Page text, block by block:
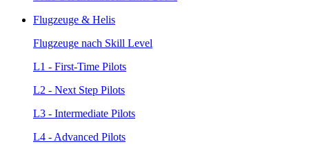
Flugzeuge & Helis
Flugzeuge nach Skill Level
L1 - First-Time Pilots
L2 - Next Step Pilots
L3 - Intermediate Pilots
L4 - Advanced Pilots